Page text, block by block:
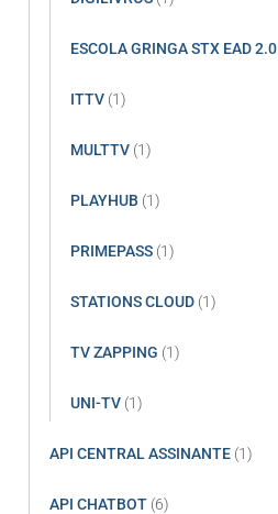
ESCOLA GRINGA STX EAD 2.0
ITTV (1)
MULTTV (1)
PLAYHUB (1)
PRIMEPASS (1)
STATIONS CLOUD (1)
TV ZAPPING (1)
UNI-TV (1)
API CENTRAL ASSINANTE (1)
API CHATBOT (6)